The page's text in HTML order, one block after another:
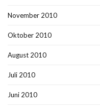
November 2010
Oktober 2010
August 2010
Juli 2010
Juni 2010